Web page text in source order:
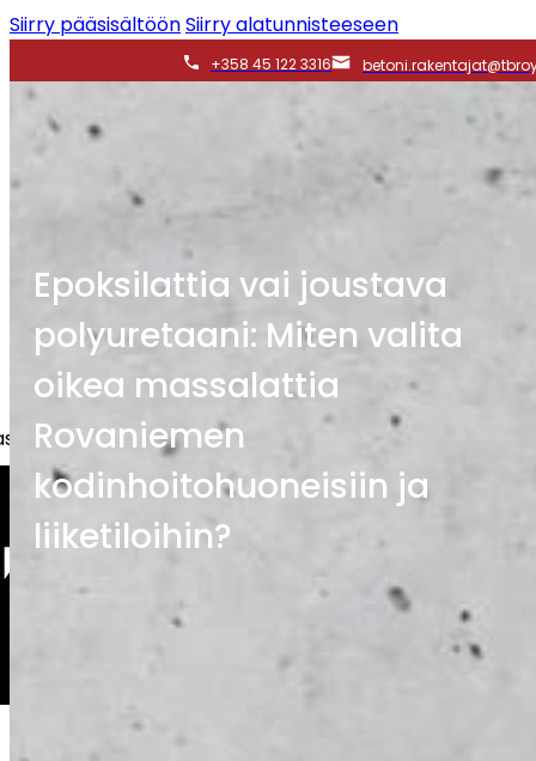
Siirry pääsisältöönSiirry alatunnisteeseen
+358 45 122 3316
taloyhtiöitä sekä yrityksiä.
Epoksilattia vai joustava
polyuretaani: Miten valita
oikea massalattia
Rovaniemen
kodinhoitohuoneisiin ja
liiketiloihin?